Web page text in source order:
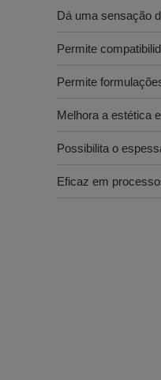
Dá uma sensação
Permite
Permite
Melhora a estética
Possibilita o
Eficaz em